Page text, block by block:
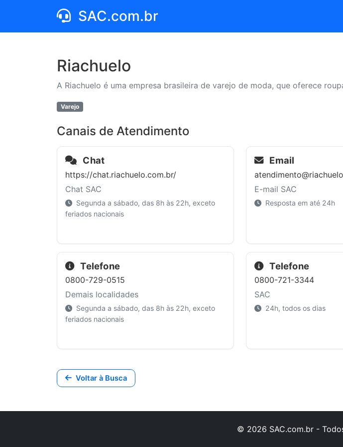
SAC.com.br
Riachuelo
A Riachuelo é uma empresa brasileira de varejo de moda, que oferece
Varejo
Canais de Atendimento
Chat
https://chat.riachuelo.com.br/
Chat SAC
Segunda a sábado, das 8h às 22h, exceto
feriados nacionais
Email
E-mail SAC
Resposta em até 24h
Telefone
0800-729-0515
Demais localidades
Segunda a sábado, das 8h às 22h, exceto
feriados nacionais
Telefone
0800-721-3344
SAC
24h, todos os dias
Voltar à Busca
© 2026 SAC.com.br -